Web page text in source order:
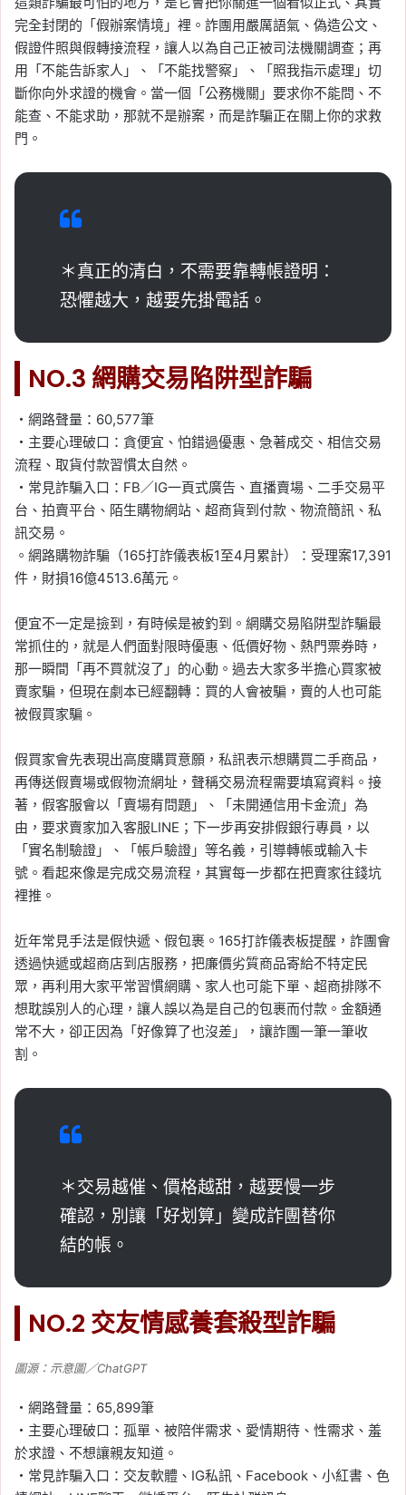
完全封閉的「假辦案情境」裡。詐團用嚴厲語氣、偽造公文、
假證件照與假轉接流程，讓人以為自己正被司法機關調查；再
用「不能告訴家人」、「不能找警察」、「照我指示處理」切
斷你向外求證的機會。當一個「公務機關」要求你不能問、不
能查、不能求助，那就不是辦案，而是詐騙正在關上你的求救
門。
＊真正的清白，不需要靠轉帳證明：
恐懼越大，越要先掛電話。
NO.3 網購交易陷阱型詐騙
・網路聲量：60,577筆
・主要心理破口：貪便宜、怕錯過優惠、急著成交、相信交易
流程、取貨付款習慣太自然。
・常見詐騙入口：FB／IG一頁式廣告、直播賣場、二手交易平
台、拍賣平台、陌生購物網站、超商貨到付款、物流簡訊、私
訊交易。
。網路購物詐騙（165打詐儀表板1至4月累計）：受理案17,391
件，財損16億4513.6萬元。
便宜不一定是撿到，有時候是被釣到。網購交易陷阱型詐騙最
常抓住的，就是人們面對限時優惠、低價好物、熱門票券時，
那一瞬間「再不買就沒了」的心動。過去大家多半擔心買家被
賣家騙，但現在劇本已經翻轉：買的人會被騙，賣的人也可能
被假買家騙。
假買家會先表現出高度購買意願，私訊表示想購買二手商品，
再傳送假賣場或假物流網址，聲稱交易流程需要填寫資料。接
著，假客服會以「賣場有問題」、「未開通信用卡金流」為
由，要求賣家加入客服LINE；下一步再安排假銀行專員，以
「實名制驗證」、「帳戶驗證」等名義，引導轉帳或輸入卡
號。看起來像是完成交易流程，其實每一步都在把賣家往錢坑
裡推。
近年常見手法是假快遞、假包裹。165打詐儀表板提醒，詐團會
透過快遞或超商店到店服務，把廉價劣質商品寄給不特定民
眾，再利用大家平常習慣網購、家人也可能下單、超商排隊不
想耽誤別人的心理，讓人誤以為是自己的包裹而付款。金額通
常不大，卻正因為「好像算了也沒差」，讓詐團一筆一筆收
割。
＊交易越催、價格越甜，越要慢一步
確認，別讓「好划算」變成詐團替你
結的帳。
NO.2 交友情感養套殺型詐騙
圖源：示意圖／ChatGPT
・網路聲量：65,899筆
・主要心理破口：孤單、被陪伴需求、愛情期待、性需求、羞
於求證、不想讓親友知道。
・常見詐騙入口：交友軟體、IG私訊、Facebook、小紅書、色